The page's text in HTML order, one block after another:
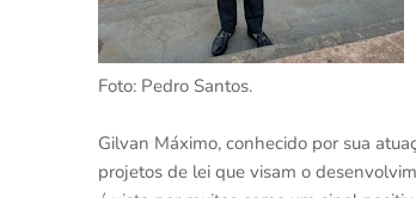
Foto: Pedro Santos.
Gilvan Máximo, conhecido por sua
projetos de lei que visam o